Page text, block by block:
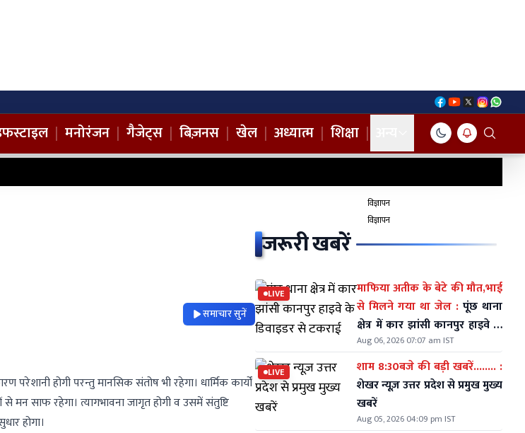
| मनोरंजन | गैजेट्स | बिज़नस | खेल | अध्यात्म | शिक्षा |
समाचार सुनें
होगी परन्तु मानसिक संतोष भी रहेगा। धार्मिक कार्यों
मन साफ रहेगा। त्यागभावना जागृत होगी व उसमें संतुष्टि
होगा।
विज्ञापन
विज्ञापन
जरूरी खबरें
LIVE
माफिया अतीक के बेटे की मौत,भाई
से मिलने गया था जेल : पूंछ थाना
क्षेत्र में कार झांसी कानपुर हाइवे के
डिवाइडर से टकराई
Aug 06, 2026 07:07 am IST
LIVE
शाम 8:30बजे की बड़ी खबरें........ :
शेखर न्यूज़ उत्तर प्रदेश से प्रमुख मुख्य
खबरें
Aug 05, 2026 04:09 pm IST